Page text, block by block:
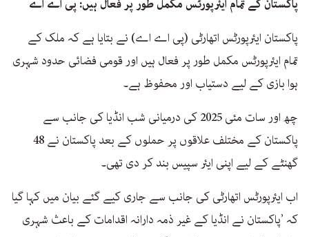
پاکستان کے تمام ایئرپورٹس مکمل طور پر فعال ہیں: پی اے اے
پاکستان ایئرپورٹس اتھارٹی (پی اے اے) نے بتایا ہے کہ ملک کے
تمام ایئرپورٹس مکمل طور پر فعال ہیں اور قومی فضائی حدود شہری
ہوا بازی کے لیے دستیاب اور محفوظ ہے۔
چھ اور سات مئی 2025 کی درمیانی شب انڈیا کی جانب سے
پاکستان کے مختلف علاقوں پر حملوں کے بعد پاکستان نے 48
گھنٹے کے لیے اپنی ایئر سپیس بند کر دی تھی۔
اب ایئرپورٹس اتھارٹی کی جانب سے جاری کیے گئے بیان میں کہا گیا
کہ ’پاکستان نے انڈیا کے غیر ذمہ دارانہ اقدامات کے باعث شہری